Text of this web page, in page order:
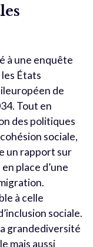
à une enquête
États
de
Tout en
des politiques
sociale,
un rapport sur
place d’une
à celle
sociale.
grandediversité
mais aussi